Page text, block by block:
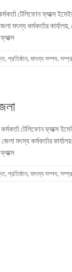
টেলিফোন ফ্যাক্স
কর্মকর্তার কার্যালয়,
, প্রতিষ্ঠান, মাৎস্য সম্পদ,
টেলিফোন ফ্যাক্স
কর্মকর্তার কার্যালয়,
, প্রতিষ্ঠান, মাৎস্য সম্পদ,